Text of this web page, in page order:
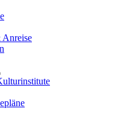
Anreise